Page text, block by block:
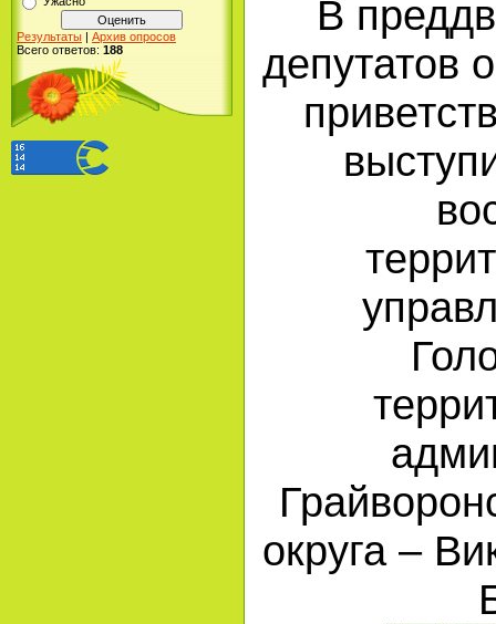
Результаты | Архив опросов
Всего ответов: 188
В
депутатов
округа –